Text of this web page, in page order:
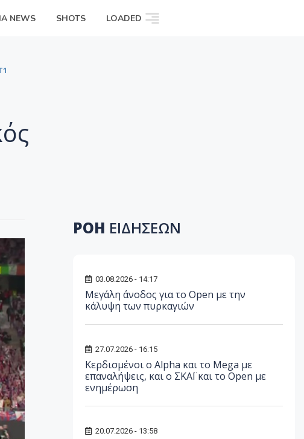
NEWS SHOTS LOADED
ΡΟΗ ΕΙΔΗΣΕΩΝ
03.08.2026 - 14:17
Μεγάλη άνοδος για το Open με την
κάλυψη των πυρκαγιών
27.07.2026 - 16:15
Κερδισμένοι ο Alpha και το Mega με
επαναλήψεις, και ο ΣΚΑΪ και το Open με
ενημέρωση
20.07.2026 - 13:58